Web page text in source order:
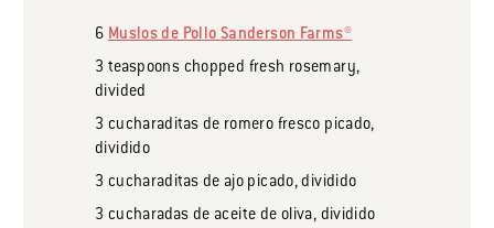
6 Muslos de Pollo Sanderson Farms®
3 teaspoons chopped fresh rosemary,
divided
3 cucharaditas de romero fresco picado,
dividido
3 cucharaditas de ajo picado, dividido
3 cucharadas de aceite de oliva, dividido